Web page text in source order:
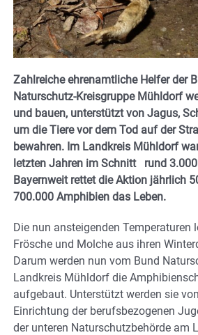
Zahlreiche ehrenamtliche Helfer der
Naturschutz-Kreisgruppe Mühldorf
und bauen, unterstützt von Jagus,
um die Tiere vor dem Tod auf der
bewahren. Im Landkreis Mühldorf
letzten Jahren im Schnitt rund
Bayernweit rettet die Aktion jährlich
700.000 Amphibien das Leben.
Die nun ansteigenden Temperaturen
Frösche und Molche aus ihren
Darum werden nun vom Bund
Landkreis Mühldorf die
aufgebaut. Unterstützt werden sie
Einrichtung der berufsbezogenen
der unteren Naturschutzbehörde am